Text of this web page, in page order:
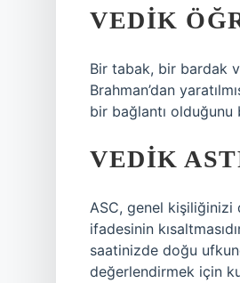
VEDIK
Bir tabak, bir bardak
Brahman’dan
bir bağlantı olduğunu
VEDIK
ASC, genel kişiliğinizi
ifadesinin
saatinizde doğu
değerlendirmek için